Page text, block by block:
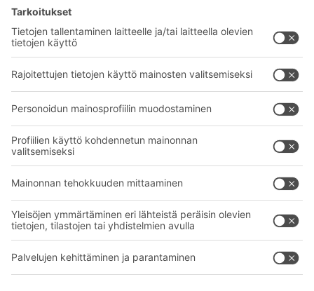
BITO-ratkaisut
Laatikot ja säiliöt
Kuljetusjärjestelmät
Palvelumme
Neuvonta & Palvelu
BITO PROJEKTIOPAS
Yritys
Tietoa meistä
Tehtaamme